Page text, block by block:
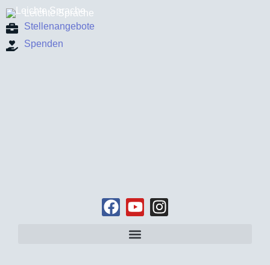
Leichte Sprache
Stellenangebote
Spenden